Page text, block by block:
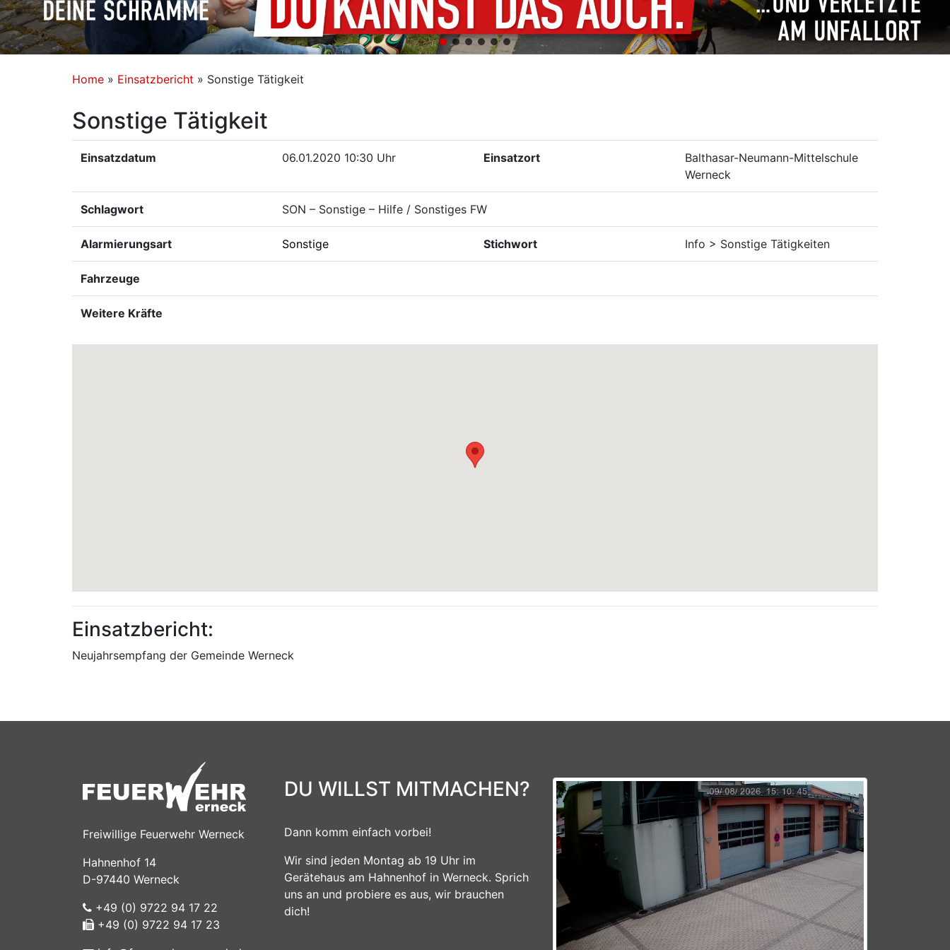
Home » Einsatzbericht » Sonstige Tätigkeit
Sonstige Tätigkeit
Einsatzdatum 06.01.2020 10:30 Uhr Einsatzort
Balthasar-Neumann-Mittelschule
Werneck
Schlagwort SON – Sonstige – Hilfe / Sonstiges FW
Alarmierungsart Sonstige Stichwort Info > Sonstige Tätigkeiten
Fahrzeuge
Weitere Kräfte
Einsatzbericht:
Neujahrsempfang der Gemeinde Werneck
Freiwillige Feuerwehr Werneck
Hahnenhof 14
D-97440 Werneck
+49 (0) 9722 94 17 22
+49 (0) 9722 94 17 23
DU WILLST MITMACHEN?
Dann komm einfach vorbei!
Wir sind jeden Montag ab 19 Uhr im
Gerätehaus am Hahnenhof in Werneck. Sprich
uns an und probiere es aus, wir brauchen
dich!